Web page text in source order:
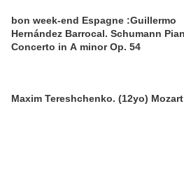
bon week-end Espagne :Guillermo
Hernández Barrocal. Schumann Piano
Concerto in A minor Op. 54
Maxim Tereshchenko. (12yo) Mozart